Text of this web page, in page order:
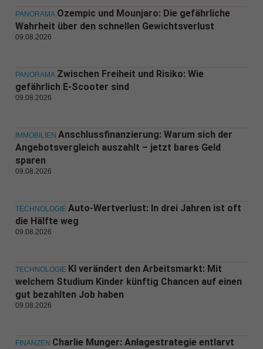
PANORAMA Ozempic und Mounjaro: Die gefährliche
Wahrheit über den schnellen Gewichtsverlust
09.08.2026
PANORAMA Zwischen Freiheit und Risiko: Wie
gefährlich E-Scooter sind
09.08.2026
IMMOBILIEN Anschlussfinanzierung: Warum sich der
Angebotsvergleich auszahlt – jetzt bares Geld
sparen
09.08.2026
TECHNOLOGIE Auto-Wertverlust: In drei Jahren ist oft
die Hälfte weg
09.08.2026
TECHNOLOGIE KI verändert den Arbeitsmarkt: Mit
welchem Studium Kinder künftig Chancen auf einen
gut bezahlten Job haben
09.08.2026
FINANZEN Charlie Munger: Anlagestrategie entlarvt